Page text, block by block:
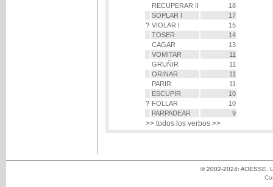
RECUPERAR II
18
SOPLAR I
17
? VIOLAR I
15
TOSER
14
CAGAR
13
VOMITAR
11
GRUÑIR
11
ORINAR
11
PARIR
11
ESCUPIR
10
? FOLLAR
10
PARPADEAR
9
>> todos los verbos >>
© 2002-2024: ADESSE.